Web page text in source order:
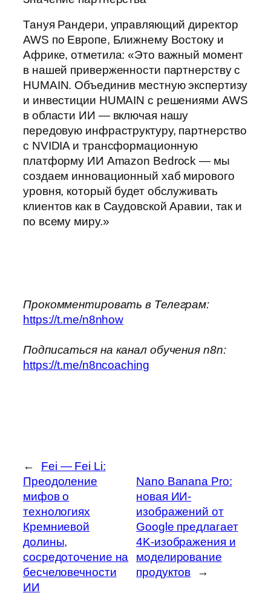
Тануя Рандери, управляющий директор
AWS по Европе, Ближнему Востоку и
Африке, отметила: «Это важный момент
в нашей приверженности партнерству с
HUMAIN. Объединив местную экспертизу
и инвестиции HUMAIN с решениями AWS
в области ИИ — включая нашу
передовую инфраструктуру, партнерство
с NVIDIA и трансформационную
платформу ИИ Amazon Bedrock — мы
создаем инновационный хаб мирового
уровня, который будет обслуживать
клиентов как в Саудовской Аравии, так и
по всему миру.»
Прокомментировать в Телеграм:
https://t.me/n8nhow
Подписаться на канал обучения n8n:
https://t.me/n8ncoaching
←
Fei — Fei Li:
Преодоление
мифов о
технологиях
Кремниевой
долины,
сосредоточение на
бесчеловечности
ИИ
Nano Banana Pro:
новая ИИ-
изображений от
Google предлагает
4K-изображения и
моделирование
продуктов
→